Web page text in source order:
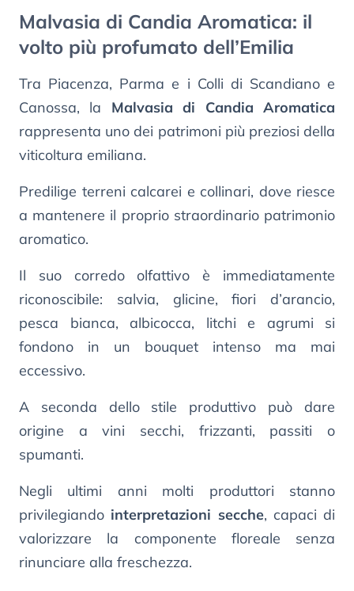
Malvasia di Candia Aromatica: il
volto più profumato dell’Emilia
Tra Piacenza, Parma e i Colli di Scandiano e
Canossa, la Malvasia di Candia Aromatica
rappresenta uno dei patrimoni più preziosi della
viticoltura emiliana.
Predilige terreni calcarei e collinari, dove riesce
a mantenere il proprio straordinario patrimonio
aromatico.
Il suo corredo olfattivo è immediatamente
riconoscibile: salvia, glicine, fiori d’arancio,
pesca bianca, albicocca, litchi e agrumi si
fondono in un bouquet intenso ma mai
eccessivo.
A seconda dello stile produttivo può dare
origine a vini secchi, frizzanti, passiti o
spumanti.
Negli ultimi anni molti produttori stanno
privilegiando interpretazioni secche, capaci di
valorizzare la componente floreale senza
rinunciare alla freschezza.